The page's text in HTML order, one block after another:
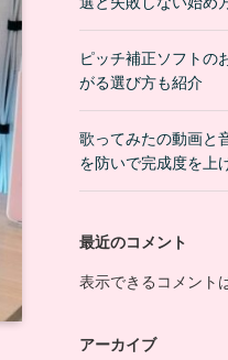
ピッチ補正ソフトの
がる選び方も紹介
歌ってみたの動画と
を防いで完成度を上
最近のコメント
表示できるコメント
アーカイブ